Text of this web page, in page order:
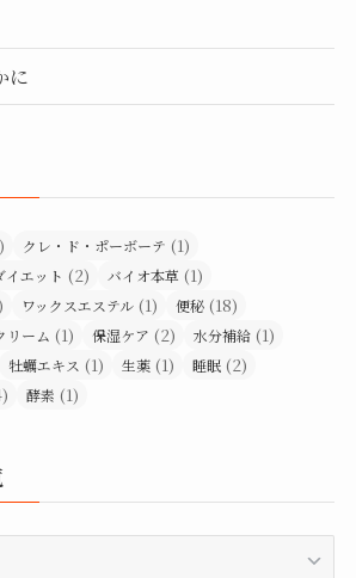
に
クレ・ド・ポーボーテ (1)
イエット (2) バイオ本草 (1)
ワックスエステル (1) 便秘 (18)
リーム (1) 保湿ケア (2) 水分補給 (1)
牡蠣エキス (1) 生薬 (1) 睡眠 (2)
酵素 (1)